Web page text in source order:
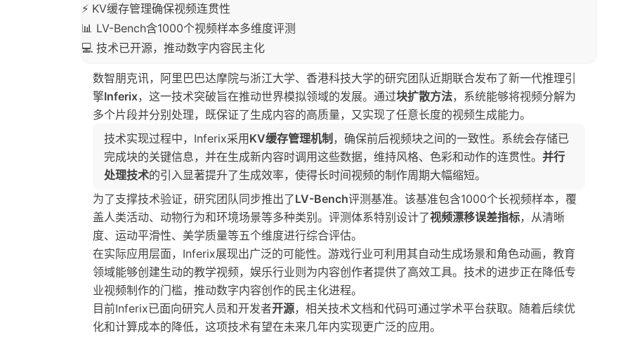
⚡ KV缓存管理确保视频连贯性
📊 LV-Bench含1000个视频样本多维度评测
💻 技术已开源，推动数字内容民主化
数智朋克讯，阿里巴巴达摩院与浙江大学、香港科技大学的研究团队近期联合发布了新一代推理引
擎Inferix，这一技术突破旨在推动世界模拟领域的发展。通过块扩散方法，系统能够将视频分解为
多个片段并分别处理，既保证了生成内容的高质量，又实现了任意长度的视频生成能力。
技术实现过程中，Inferix采用 KV缓存管理机制 ，确保前后视频块之间的一致性。系统会存储已
完成块的关键信息，并在生成新内容时调用这些数据，维持风格、色彩和动作的连贯性。 并行
处理技术的引入显著提升了生成效率，使得长时间视频的制作周期大幅缩短。
为了支撑技术验证，研究团队同步推出了LV-Bench评测基准。该基准包含1000个长视频样本，覆
盖人类活动、动物行为和环境场景等多种类别。评测体系特别设计了视频漂移误差指标，从清晰
度、运动平滑性、美学质量等五个维度进行综合评估。
在实际应用层面，Inferix展现出广泛的可能性。游戏行业可利用其自动生成场景和角色动画，教育
领域能够创建生动的教学视频，娱乐行业则为内容创作者提供了高效工具。技术的进步正在降低专
业视频制作的门槛，推动数字内容创作的民主化进程。
目前Inferix已面向研究人员和开发者开源，相关技术文档和代码可通过学术平台获取。随着后续优
化和计算成本的降低，这项技术有望在未来几年内实现更广泛的应用。